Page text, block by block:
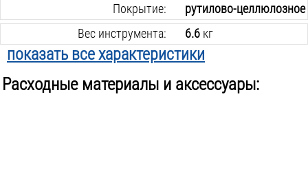
Покрытие:
рутилово-целлюлозное
Вес инструмента:
6.6кг
показать все характеристики
Расходные материалы и аксессуары: